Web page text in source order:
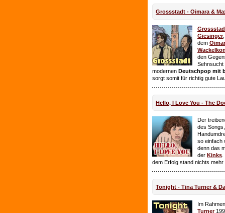
Grossstadt - Oimara &
Giesinger
dem
den
Sehnsucht
modernen Deutschpop mit
sorgt somit für richtig gute
Hello, I Love You - The
Der
des
so einfach
denn das
der Kinks
dem Erfolg stand nichts mehr
Tonight - Tina Turner &
Im
Turner